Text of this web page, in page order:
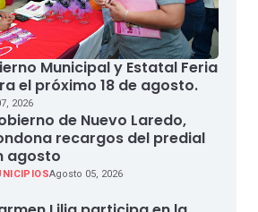
Municipal y Estatal Feria
el próximo 18 de agosto.
2026
de Nuevo Laredo,
recargos del predial
agosto
Agosto 05, 2026